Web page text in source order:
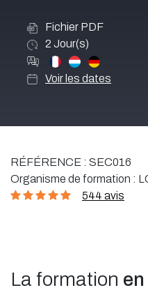
Fichier PDF
2 Jour(s)
Voir les dates
RÉFÉRENCE : SEC016
Organisme de formation :
544 avis
La formation